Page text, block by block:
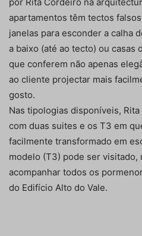
apartamentos têm tectos
janelas para esconder a calha
a baixo (até ao tecto) ou casas
que conferem não apenas
ao cliente projectar mais
gosto.
Nas tipologias disponíveis,
com duas suites e os T3 em
facilmente transformado em
modelo (T3) pode ser visitado,
acompanhar todos os
do Edifício Alto do Vale.